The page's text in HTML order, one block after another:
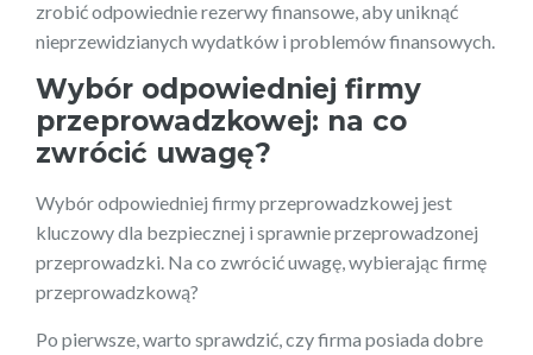
zrobić odpowiednie rezerwy finansowe, aby uniknąć
nieprzewidzianych wydatków i problemów finansowych.
Wybór odpowiedniej firmy
przeprowadzkowej: na co
zwrócić uwagę?
Wybór odpowiedniej firmy przeprowadzkowej jest
kluczowy dla bezpiecznej i sprawnie przeprowadzonej
przeprowadzki. Na co zwrócić uwagę, wybierając firmę
przeprowadzkową?
Po pierwsze, warto sprawdzić, czy firma posiada dobre